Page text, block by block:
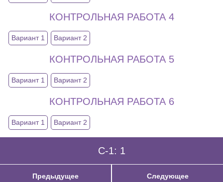
КОНТРОЛЬНАЯ РАБОТА 4
Вариант 1 Вариант 2
КОНТРОЛЬНАЯ РАБОТА 5
Вариант 1 Вариант 2
КОНТРОЛЬНАЯ РАБОТА 6
Вариант 1 Вариант 2
C-1: 1
Предыдущее Следующее